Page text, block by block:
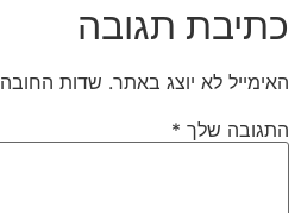
כתיבת תגובה
האימייל לא יוצג באתר. שדות
התגובה שלך *